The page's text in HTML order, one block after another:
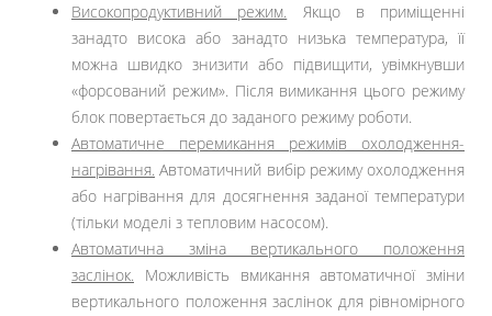
Високопродуктивний режим. Якщо в приміщенні
занадто висока або занадто низька температура, її
можна швидко знизити або підвищити, увімкнувши
«форсований режим». Після вимикання цього режиму
блок повертається до заданого режиму роботи.
Автоматичне перемикання режимів охолодження-
нагрівання. Автоматичний вибір режиму охолодження
або нагрівання для досягнення заданої температури
(тільки моделі з тепловим насосом).
Автоматична зміна вертикального положення
заслінок. Можливість вмикання автоматичної зміни
вертикального положення заслінок для рівномірного